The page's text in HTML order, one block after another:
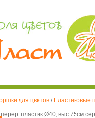
для цветов/ Пластиковые
пластик Ø40; выс.75см